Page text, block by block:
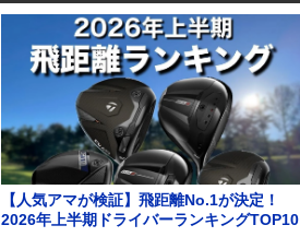
【人気アマが検証】飛距離No.1が決定！
2026年上半期ドライバーランキングTOP10